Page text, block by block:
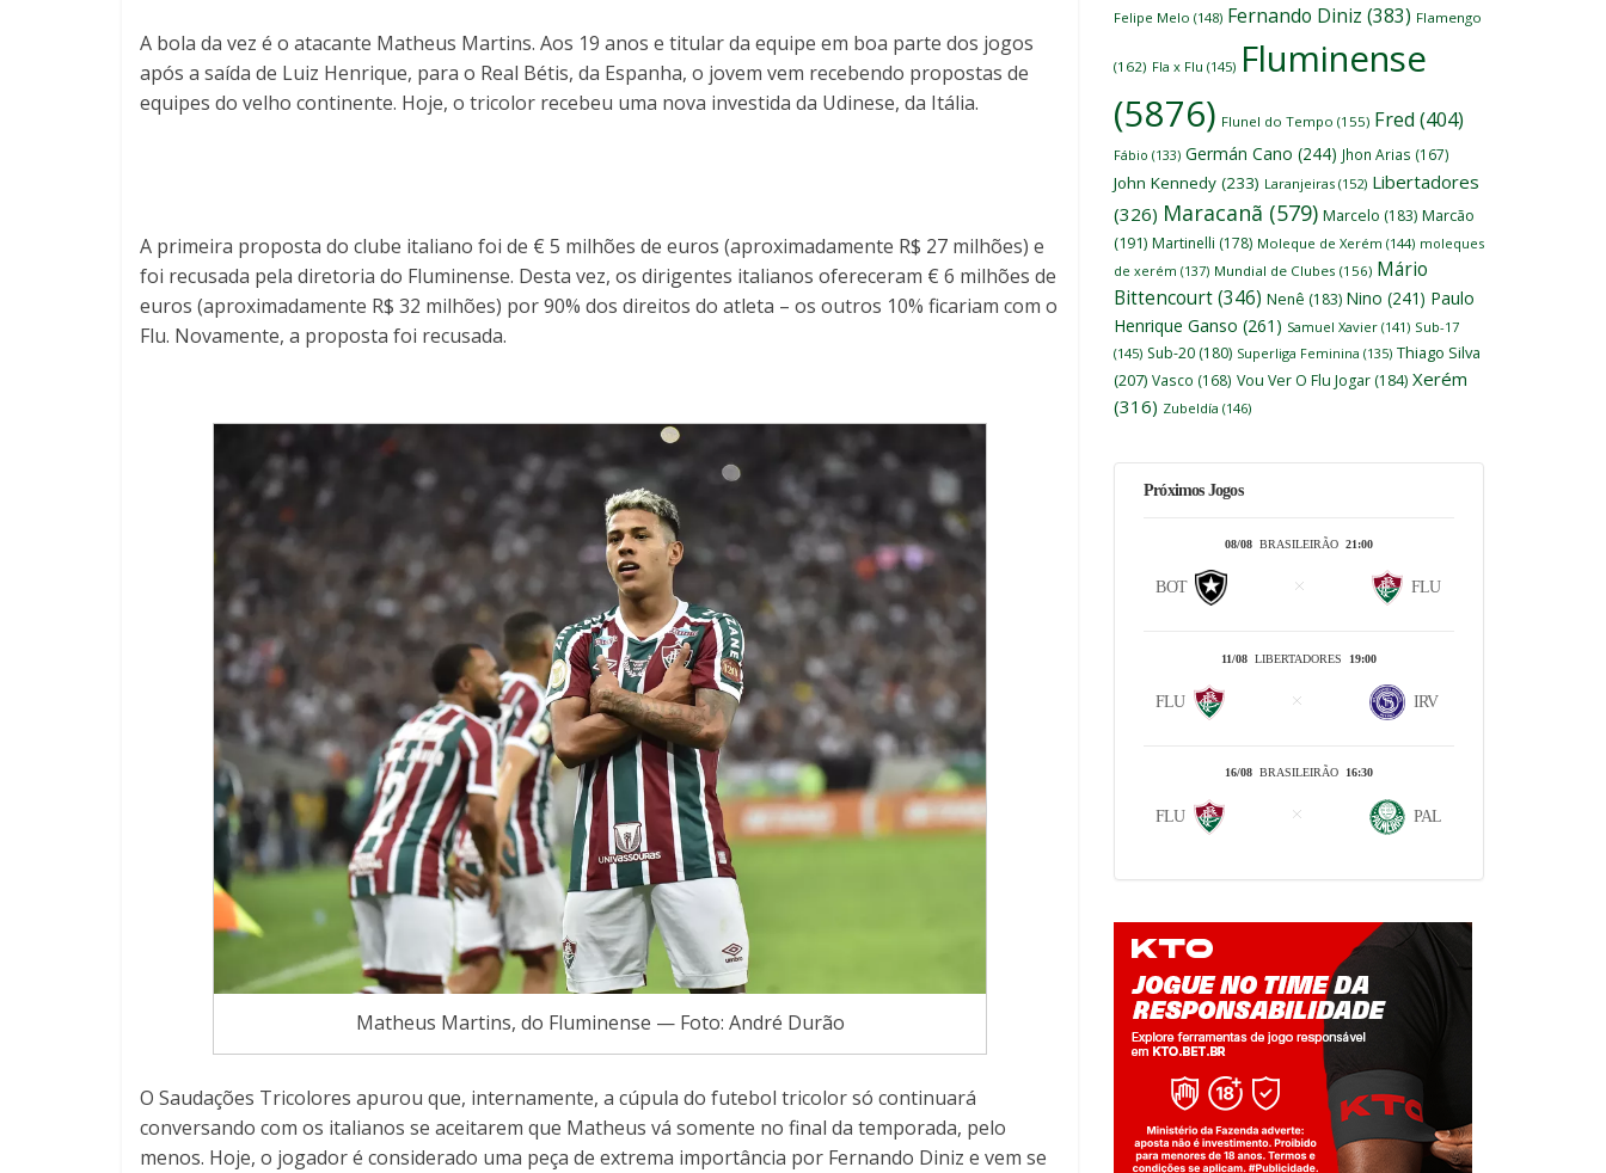
A bola da vez é o atacante Matheus Martins. Aos 19 anos e titular da equipe em boa parte dos jogos
após a saída de Luiz Henrique, para o Real Bétis, da Espanha, o jovem vem recebendo propostas de
equipes do velho continente. Hoje, o tricolor recebeu uma nova investida da Udinese, da Itália.
A primeira proposta do clube italiano foi de € 5 milhões de euros (aproximadamente R$ 27 milhões) e
foi recusada pela diretoria do Fluminense. Desta vez, os dirigentes italianos ofereceram € 6 milhões de
euros (aproximadamente R$ 32 milhões) por 90% dos direitos do atleta – os outros 10% ficariam com o
Flu. Novamente, a proposta foi recusada.
Matheus Martins, do Fluminense — Foto: André Durão
O Saudações Tricolores apurou que, internamente, a cúpula do futebol tricolor só continuará
conversando com os italianos se aceitarem que Matheus vá somente no final da temporada, pelo
menos. Hoje, o jogador é considerado uma peça de extrema importância por Fernando Diniz e vem se
Felipe Melo (148) Fernando Diniz (383) Flamengo
(162) Fla x Flu (145) Fluminense
(5876) Flunel do Tempo (155) Fred (404)
Fábio (133) Germán Cano (244) Jhon Arias (167)
John Kennedy (233) Laranjeiras (152) Libertadores
(326) Maracanã (579) Marcelo (183) Marcão
(191) Martinelli (178) Moleque de Xerém (144) moleques
de xerém (137) Mundial de Clubes (156) Mário
Bittencourt(346) Nenê (183) Nino (241) Paulo
Henrique Ganso (261) Samuel Xavier (141) Sub-17
(145) Sub-20 (180) Superliga Feminina (135) Thiago Silva
(207) Vasco (168) Vou Ver O Flu Jogar (184) Xerém
(316) Zubeldía (146)
Próximos Jogos
08/08 BRASILEIRÃO 21:00
BOT FLU
11/08 LIBERTADORES 19:00
FLU IRV
16/08 BRASILEIRÃO 16:30
FLU PAL